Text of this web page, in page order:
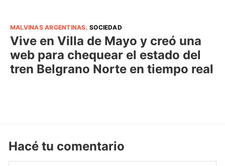
MALVINAS ARGENTINAS.SOCIEDAD
Vive en Villa de Mayo y creó una
web para chequear el estado del
tren Belgrano Norte en tiempo real
Hacé tu comentario